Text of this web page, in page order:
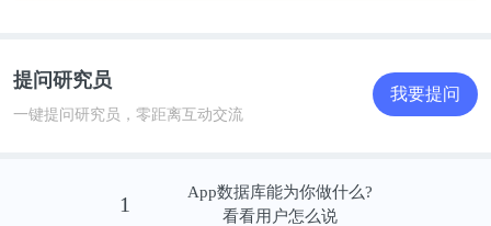
一位尝试在汽车车身和主要零部件中大量使用钒钢的
人。使用钒钢，车辆变得既轻便又坚固。而减轻的车
那辆被历史选中的传奇车型便是福特T型车。
提问研究员
一键提问研究员，零距离互动交流
我要提问
1
App数据库能为你做什么?
看看用户怎么说